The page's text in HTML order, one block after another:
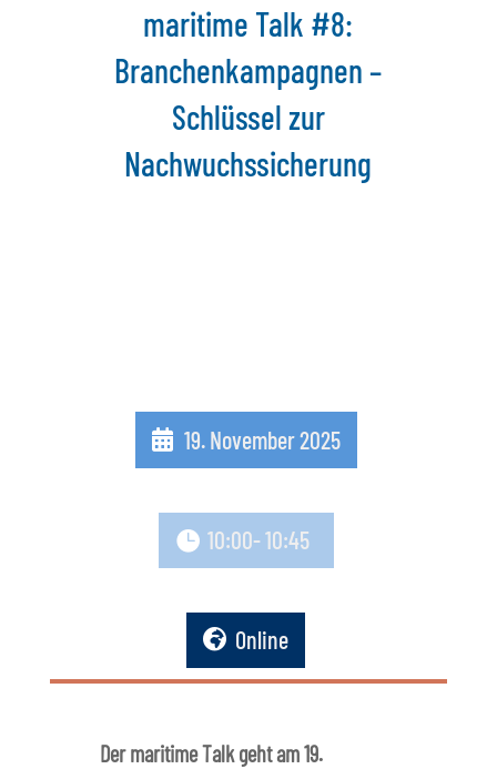
maritime Talk #8:
Branchenkampagnen –
Schlüssel zur
Nachwuchssicherung
19. November 2025
10:00- 10:45
Online
Der maritime Talk geht am 19.